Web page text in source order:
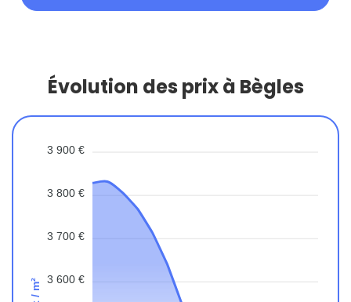
Évolution des prix à Bègles
3 900 €
3 800 €
3 700 €
3 600 €